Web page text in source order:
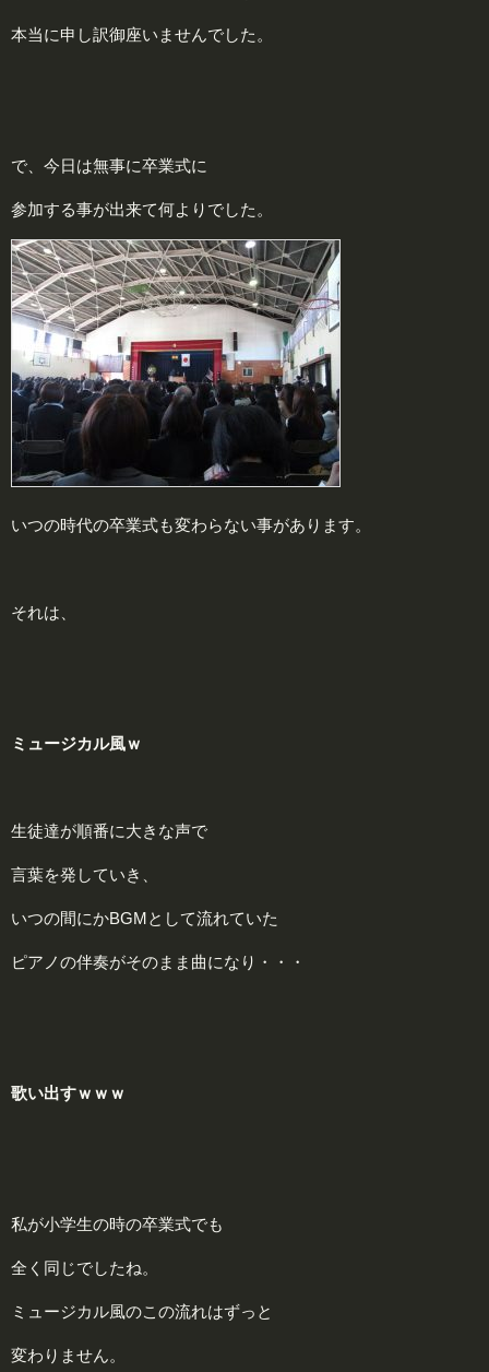
本当に申し訳御座いませんでした。
で、今日は無事に卒業式に
参加する事が出来て何よりでした。
いつの時代の卒業式も変わらない事があります。
それは、
ミュージカル風ｗ
生徒達が順番に大きな声で
言葉を発していき、
いつの間にかBGMとして流れていた
ピアノの伴奏がそのまま曲になり・・・
歌い出すｗｗｗ
私が小学生の時の卒業式でも
全く同じでしたね。
ミュージカル風のこの流れはずっと
変わりません。